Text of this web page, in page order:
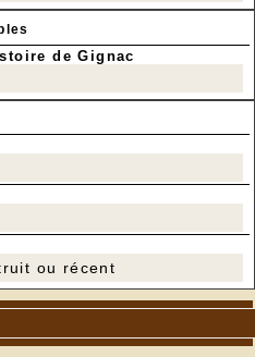
de Gignac
ou récent